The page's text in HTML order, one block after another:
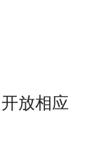
放相应